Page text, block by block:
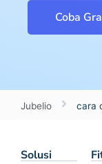
Coba
Jubelio cara
Solusi